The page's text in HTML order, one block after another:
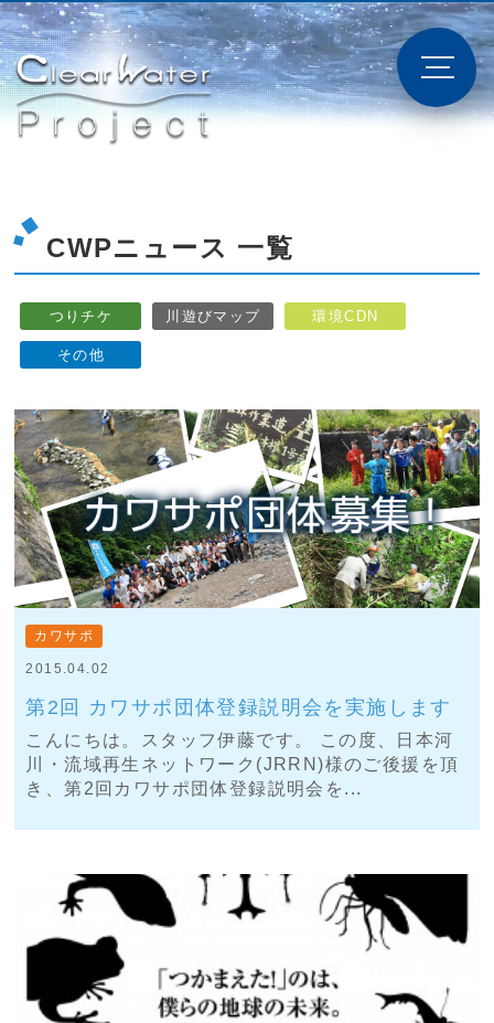
CWPニュース 一覧
つりチケ 川遊びマップ 環境CDN
その他
カワサポ
2015.04.02
第2回 カワサポ団体登録説明会を実施します
こんにちは。スタッフ伊藤です。 この度、日本河
川・流域再生ネットワーク(JRRN)様のご後援を頂
き、第2回カワサポ団体登録説明会を...